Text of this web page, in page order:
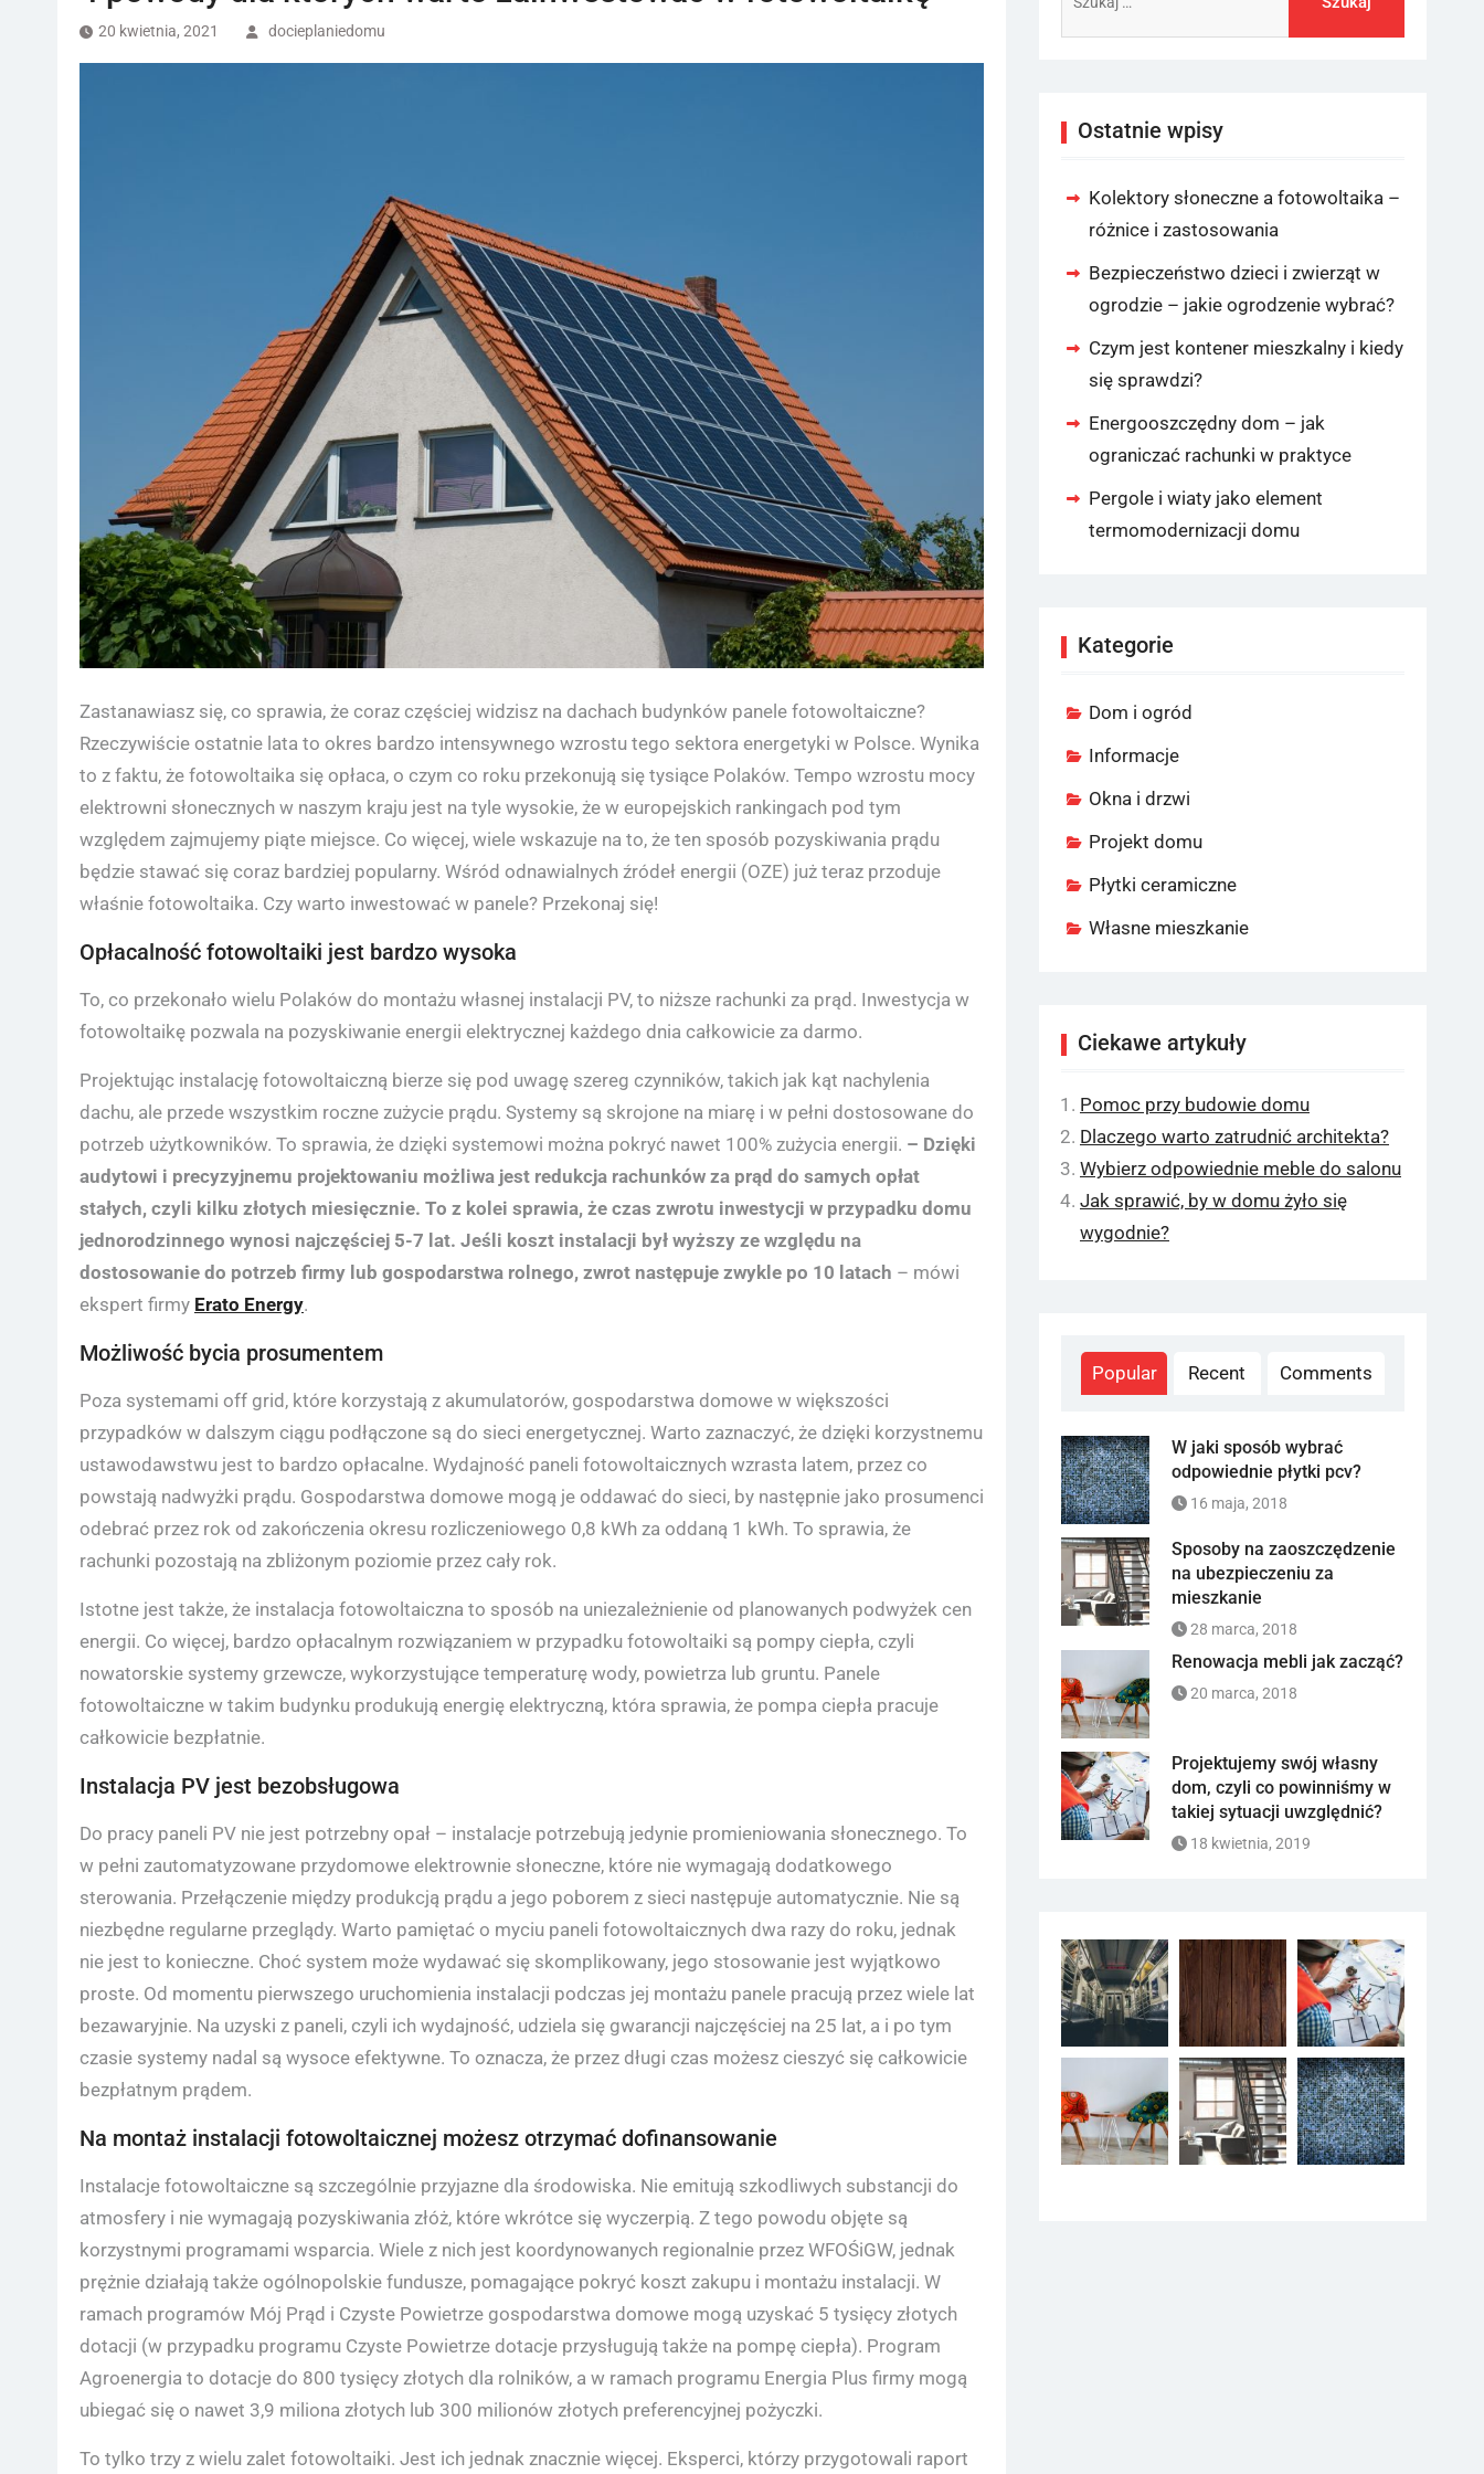
20 kwietnia, 2021 docieplaniedomu
Zastanawiasz się, co sprawia, że coraz częściej widzisz na dachach budynków panele fotowoltaiczne?
Rzeczywiście ostatnie lata to okres bardzo intensywnego wzrostu tego sektora energetyki w Polsce. Wynika
to z faktu, że fotowoltaika się opłaca, o czym co roku przekonują się tysiące Polaków. Tempo wzrostu mocy
elektrowni słonecznych w naszym kraju jest na tyle wysokie, że w europejskich rankingach pod tym
względem zajmujemy piąte miejsce. Co więcej, wiele wskazuje na to, że ten sposób pozyskiwania prądu
będzie stawać się coraz bardziej popularny. Wśród odnawialnych źródeł energii (OZE) już teraz przoduje
właśnie fotowoltaika. Czy warto inwestować w panele? Przekonaj się!
Opłacalność fotowoltaiki jest bardzo wysoka
To, co przekonało wielu Polaków do montażu własnej instalacji PV, to niższe rachunki za prąd. Inwestycja w
fotowoltaikę pozwala na pozyskiwanie energii elektrycznej każdego dnia całkowicie za darmo.
Projektując instalację fotowoltaiczną bierze się pod uwagę szereg czynników, takich jak kąt nachylenia
dachu, ale przede wszystkim roczne zużycie prądu. Systemy są skrojone na miarę i w pełni dostosowane do
potrzeb użytkowników. To sprawia, że dzięki systemowi można pokryć nawet 100% zużycia energii. – Dzięki
audytowi i precyzyjnemu projektowaniu możliwa jest redukcja rachunków za prąd do samych opłat
stałych, czyli kilku złotych miesięcznie. To z kolei sprawia, że czas zwrotu inwestycji w przypadku domu
jednorodzinnego wynosi najczęściej 5-7 lat. Jeśli koszt instalacji był wyższy ze względu na
dostosowanie do potrzeb firmy lub gospodarstwa rolnego, zwrot następuje zwykle po 10 latach – mówi
ekspert firmy Erato Energy.
Możliwość bycia prosumentem
Poza systemami off grid, które korzystają z akumulatorów, gospodarstwa domowe w większości
przypadków w dalszym ciągu podłączone są do sieci energetycznej. Warto zaznaczyć, że dzięki korzystnemu
ustawodawstwu jest to bardzo opłacalne. Wydajność paneli fotowoltaicznych wzrasta latem, przez co
powstają nadwyżki prądu. Gospodarstwa domowe mogą je oddawać do sieci, by następnie jako prosumenci
odebrać przez rok od zakończenia okresu rozliczeniowego 0,8 kWh za oddaną 1 kWh. To sprawia, że
rachunki pozostają na zbliżonym poziomie przez cały rok.
Istotne jest także, że instalacja fotowoltaiczna to sposób na uniezależnienie od planowanych podwyżek cen
energii. Co więcej, bardzo opłacalnym rozwiązaniem w przypadku fotowoltaiki są pompy ciepła, czyli
nowatorskie systemy grzewcze, wykorzystujące temperaturę wody, powietrza lub gruntu. Panele
fotowoltaiczne w takim budynku produkują energię elektryczną, która sprawia, że pompa ciepła pracuje
całkowicie bezpłatnie.
Instalacja PV jest bezobsługowa
Do pracy paneli PV nie jest potrzebny opał – instalacje potrzebują jedynie promieniowania słonecznego. To
w pełni zautomatyzowane przydomowe elektrownie słoneczne, które nie wymagają dodatkowego
sterowania. Przełączenie między produkcją prądu a jego poborem z sieci następuje automatycznie. Nie są
niezbędne regularne przeglądy. Warto pamiętać o myciu paneli fotowoltaicznych dwa razy do roku, jednak
nie jest to konieczne. Choć system może wydawać się skomplikowany, jego stosowanie jest wyjątkowo
proste. Od momentu pierwszego uruchomienia instalacji podczas jej montażu panele pracują przez wiele lat
bezawaryjnie. Na uzyski z paneli, czyli ich wydajność, udziela się gwarancji najczęściej na 25 lat, a i po tym
czasie systemy nadal są wysoce efektywne. To oznacza, że przez długi czas możesz cieszyć się całkowicie
bezpłatnym prądem.
Na montaż instalacji fotowoltaicznej możesz otrzymać dofinansowanie
Instalacje fotowoltaiczne są szczególnie przyjazne dla środowiska. Nie emitują szkodliwych substancji do
atmosfery i nie wymagają pozyskiwania złóż, które wkrótce się wyczerpią. Z tego powodu objęte są
korzystnymi programami wsparcia. Wiele z nich jest koordynowanych regionalnie przez WFOŚiGW, jednak
prężnie działają także ogólnopolskie fundusze, pomagające pokryć koszt zakupu i montażu instalacji. W
ramach programów Mój Prąd i Czyste Powietrze gospodarstwa domowe mogą uzyskać 5 tysięcy złotych
dotacji (w przypadku programu Czyste Powietrze dotacje przysługują także na pompę ciepła). Program
Agroenergia to dotacje do 800 tysięcy złotych dla rolników, a w ramach programu Energia Plus firmy mogą
ubiegać się o nawet 3,9 miliona złotych lub 300 milionów złotych preferencyjnej pożyczki.
To tylko trzy z wielu zalet fotowoltaiki. Jest ich jednak znacznie więcej. Eksperci, którzy przygotowali raport
Ostatnie wpisy
Kolektory słoneczne a fotowoltaika –
różnice i zastosowania
Bezpieczeństwo dzieci i zwierząt w
ogrodzie – jakie ogrodzenie wybrać?
Czym jest kontener mieszkalny i kiedy
się sprawdzi?
Energooszczędny dom – jak
ograniczać rachunki w praktyce
Pergole i wiaty jako element
termomodernizacji domu
Kategorie
Dom i ogród
Informacje
Okna i drzwi
Projekt domu
Płytki ceramiczne
Własne mieszkanie
Ciekawe artykuły
Pomoc przy budowie domu
Dlaczego warto zatrudnić architekta?
Wybierz odpowiednie meble do salonu
Jak sprawić, by w domu żyło się
wygodnie?
Popular Recent Comments
W jaki sposób wybrać
odpowiednie płytki pcv?
16 maja, 2018
Sposoby na zaoszczędzenie
na ubezpieczeniu za
mieszkanie
28 marca, 2018
Renowacja mebli jak zacząć?
20 marca, 2018
Projektujemy swój własny
dom, czyli co powinniśmy w
takiej sytuacji uwzględnić?
18 kwietnia, 2019